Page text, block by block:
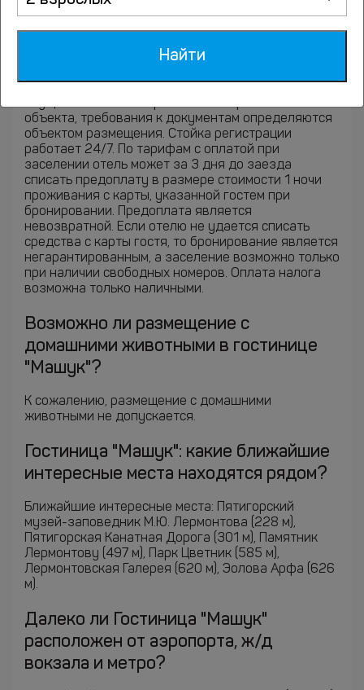
зависят от типа объекта размещения и
РФ, заграничный паспорт или водительское
объекта, требования к документам определяются
объектом размещения. Стойка регистрации
работает 24/7. По тарифам с оплатой при
заселении отель может за 3 дня до заезда
списать предоплату в размере стоимости 1 ночи
проживания с карты, указанной гостем при
бронировании. Предоплата является
невозвратной. Если отелю не удается списать
средства с карты гостя, то бронирование является
негарантированным, а заселение возможно только
при наличии свободных номеров. Оплата налога
возможна только наличными.
Возможно ли размещение с
домашними животными в гостинице
"Машук"?
К сожалению, размещение с домашними
животными не допускается.
Гостиница "Машук": какие ближайшие
интересные места находятся рядом?
Ближайшие интересные места: Пятигорский
музей-заповедник М.Ю. Лермонтова (228 м),
Пятигорская Канатная Дорога (301 м), Памятник
Лермонтову (497 м), Парк Цветник (585 м),
Лермонтовская Галерея (620 м), Эолова Арфа (626
м).
Далеко ли Гостиница "Машук"
расположен от аэропорта, ж/д
вокзала и метро?
Найти